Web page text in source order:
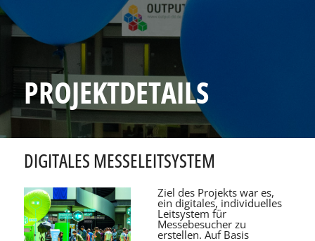
PROJEKTDETAILS
DIGITALES MESSELEITSYSTEM
Ziel des Projekts war es,
ein digitales, individuelles
Leitsystem für
Messebesucher zu
erstellen. Auf Basis